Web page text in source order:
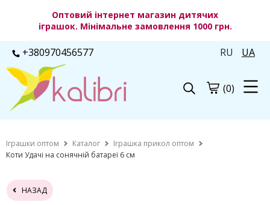
Оптовий інтернет магазин дитячих
іграшок. Мінімальне замовлення 1000 грн.
+380970456577 RU UA
(0)
Іграшки оптом Каталог
Іграшка прикол оптом
Коти Удачі на сонячній батареї 6 см
НАЗАД